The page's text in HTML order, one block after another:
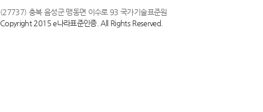
(27737) 충북 음성군 맹동면 이수로 93 국가기술표준원
Copyright 2015 e나라표준인증. All Rights Reserved.